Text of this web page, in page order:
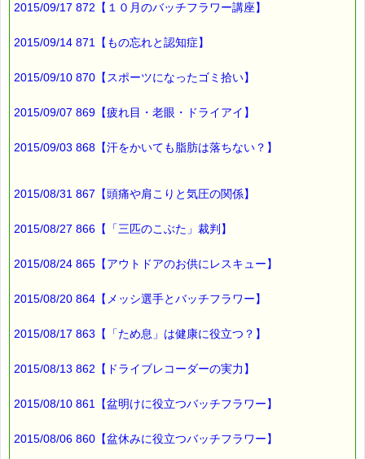
■オススメの講座情報
▼バッチ国際教育プログラムレベル１ PTT６日間コース
★ただいま募集中です（１０月コース）
▼Facebookにも講座情報があります。
→https://www.facebook.com/pass.thyme.bach.flower
山の上の方では
色づいてきました。
秋本番ですね (*^_^*)
お客様からのご投稿もお待ちしております。
■メルマガ読者だけの eクーポン券 プレゼント
2015/09/17 872【１０月のバッチフラワー講座】
2015/09/14 871【もの忘れと認知症】
2015/09/10 870【スポーツになったゴミ拾い】
2015/09/07 869【疲れ目・老眼・ドライアイ】
2015/09/03 868【汗をかいても脂肪は落ちない？】
2015/08/31 867【頭痛や肩こりと気圧の関係】
2015/08/27 866【「三匹のこぶた」裁判】
2015/08/24 865【アウトドアのお供にレスキュー】
2015/08/20 864【メッシ選手とバッチフラワー】
2015/08/17 863【「ため息」は健康に役立つ？】
2015/08/13 862【ドライブレコーダーの実力】
2015/08/10 861【盆明けに役立つバッチフラワー】
2015/08/06 860【盆休みに役立つバッチフラワー】